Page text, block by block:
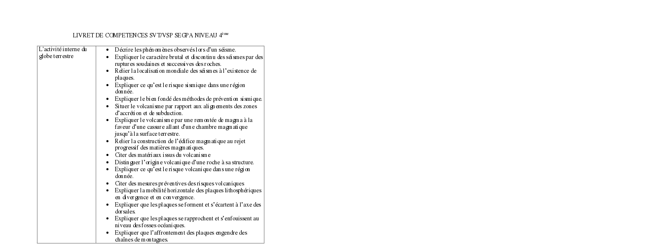
LIVRET DE COMPETENCES SVT/VSP SEGPA NIVEAU 4ème
L'activité interne du
globe terrestre
• Décrire les phénomènes observés lors d’un séisme.
•
Expliquer le caractère brutal et discontinu des séismes par des
ruptures soudaines et successives des roches.
•
Relier la localisation mondiale des séismes à l’existence de
plaques.
•
Expliquer ce qu’est le risque sismique dans une région
donnée.
• Expliquer le bien fondé des méthodes de prévention sismique.
•
Situer le volcanisme par rapport aux alignements des zones
d’accrétion et de subduction.
•
Expliquer le volcanisme par une remontée de magma à la
faveur d’une cassure allant d’une chambre magmatique
jusqu’à la surface terrestre.
•
Relier la construction de l’édifice magmatique au rejet
progressif des matières magmatiques.
• Citer des matériaux issus du volcanisme
• Distinguer l’origine volcanique d’une roche à sa structure.
•
Expliquer ce qu’est le risque volcanique dans une région
donnée.
• Citer des mesures préventives des risques volcaniques
•
Expliquer la mobilité horizontale des plaques lithosphériques
en divergence et en convergence.
•
Expliquer que les plaques se forment et s’écartent à l’axe des
dorsales.
•
Expliquer que les plaques se rapprochent et s’enfouissent au
niveau des fosses océaniques.
•
Expliquer que l’affrontement des plaques engendre des
chaînes de montagnes.